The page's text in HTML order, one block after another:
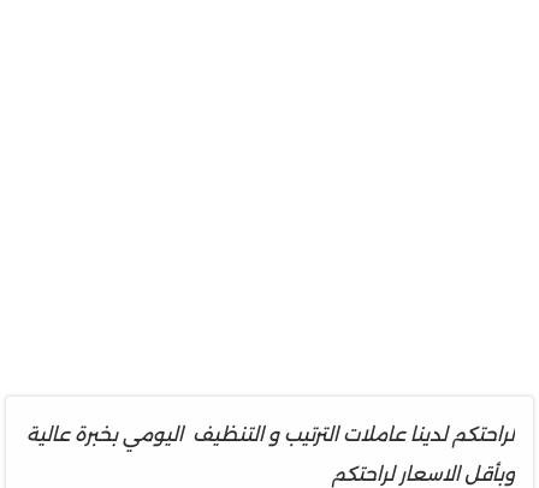
لراحتكم لديناعاملات الترتيب و التنظيفاليومي بخبرة عالية
وبأقل الاسعار لراحتكم